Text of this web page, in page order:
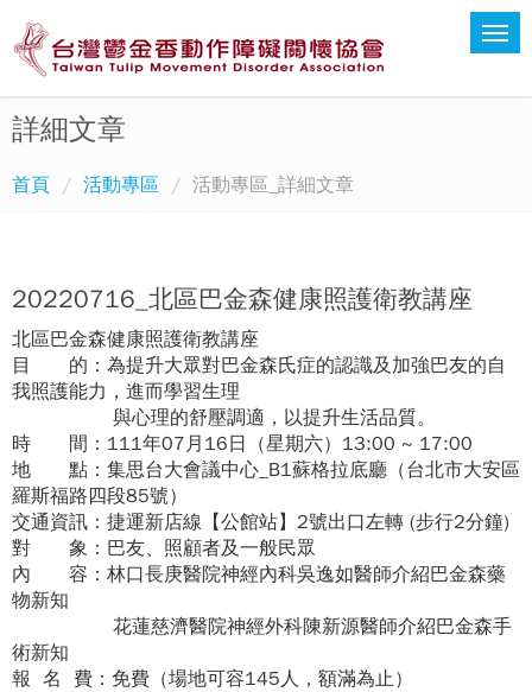
詳細文章
首頁 活動專區 活動專區_詳細文章
20220716_北區巴金森健康照護衛教講座
北區巴金森健康照護衛教講座
目 的：為提升大眾對巴金森氏症的認識及加強巴友的自
我照護能力，進而學習生理
與心理的舒壓調適，以提升生活品質。
時 間：111年07月16日（星期六）13:00 ~ 17:00
地 點：集思台大會議中心_B1蘇格拉底廳（台北市大安區
羅斯福路四段85號）
交通資訊：捷運新店線【公館站】2號出口左轉 (步行2分鐘)
對 象：巴友、照顧者及一般民眾
內 容：林口長庚醫院神經內科吳逸如醫師介紹巴金森藥
物新知
花蓮慈濟醫院神經外科陳新源醫師介紹巴金森手
術新知
報 名 費：免費（場地可容145人，額滿為止）